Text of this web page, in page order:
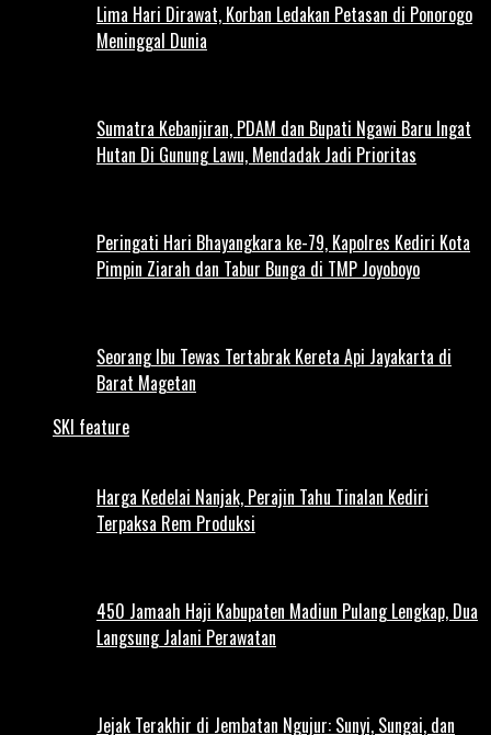
Lima Hari Dirawat, Korban Ledakan Petasan di Ponorogo
Meninggal Dunia
Sumatra Kebanjiran, PDAM dan Bupati Ngawi Baru Ingat
Hutan Di Gunung Lawu, Mendadak Jadi Prioritas
Peringati Hari Bhayangkara ke-79, Kapolres Kediri Kota
Pimpin Ziarah dan Tabur Bunga di TMP Joyoboyo
Seorang Ibu Tewas Tertabrak Kereta Api Jayakarta di
Barat Magetan
SKI feature
Harga Kedelai Nanjak, Perajin Tahu Tinalan Kediri
Terpaksa Rem Produksi
450 Jamaah Haji Kabupaten Madiun Pulang Lengkap, Dua
Langsung Jalani Perawatan
Jejak Terakhir di Jembatan Ngujur: Sunyi, Sungai, dan